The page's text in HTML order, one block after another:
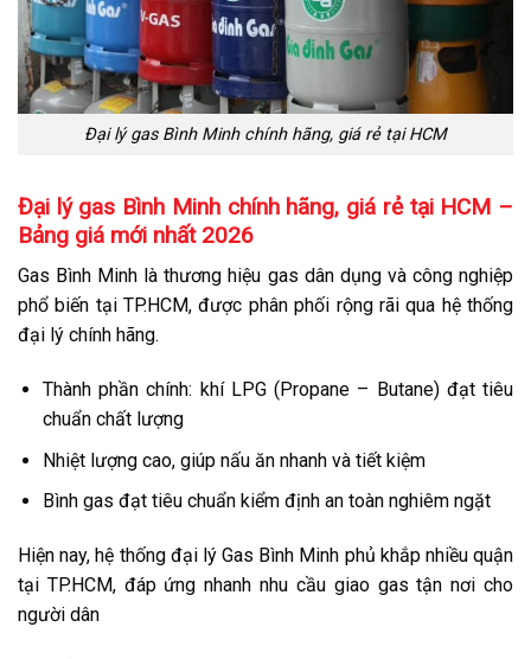
Đại lý gas Bình Minh chính hãng, giá rẻ tại HCM
Đại lý gas Bình Minh chính hãng, giá rẻ tại HCM –
Bảng giá mới nhất 2026
Gas Bình Minh là thương hiệu gas dân dụng và công nghiệp
phổ biến tại TP.HCM, được phân phối rộng rãi qua hệ thống
đại lý chính hãng.
Thành phần chính: khí LPG (Propane – Butane) đạt tiêu
chuẩn chất lượng
Nhiệt lượng cao, giúp nấu ăn nhanh và tiết kiệm
Bình gas đạt tiêu chuẩn kiểm định an toàn nghiêm ngặt
Hiện nay, hệ thống đại lý Gas Bình Minh phủ khắp nhiều quận
tại TP.HCM, đáp ứng nhanh nhu cầu giao gas tận nơi cho
người dân